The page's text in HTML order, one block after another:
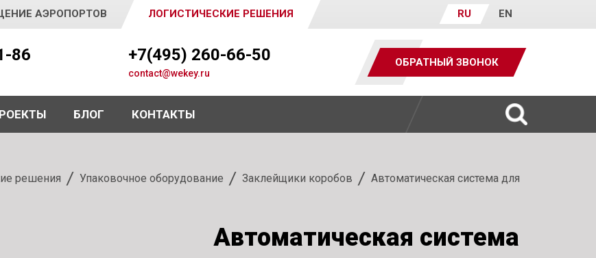
АЭРОПОРТОВ ЛОГИСТИЧЕСКИЕ РЕШЕНИЯ RU EN
86 +7(495) 260-66-50
contact@wekey.ru
ОБРАТНЫЙ ЗВОНОК
БЛОГ КОНТАКТЫ
решения Упаковочное оборудование Заклейщики коробов
Автоматическая система для
Автоматическая система